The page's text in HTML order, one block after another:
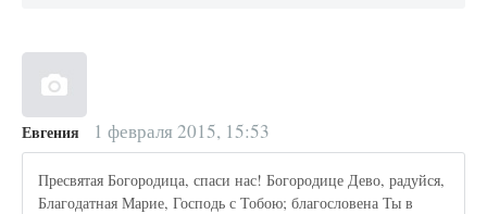
Евгения 1 февраля 2015, 15:53
Пресвятая Богородица, спаси нас! Богородице Дево, радуйся,
Благодатная Марие, Господь с Тобою; благословена Ты в